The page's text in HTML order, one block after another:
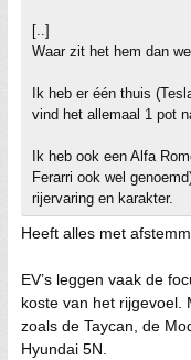
[..]
Waar zit het hem dan
Ik heb er één thuis
vind het allemaal 1 pot
Ik heb ook een Alfa
Ferarri ook wel
rijervaring en karakter.
Heeft alles met
EV’s leggen vaak de
koste van het rijgevoel.
zoals de Taycan, de
Hyundai 5N.